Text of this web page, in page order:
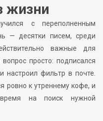
жизни
с переполненным
— десятки писем, среди
важные для
просто: подписался
фильтр в почте.
ровно к утреннему кофе, и
на поиск нужной